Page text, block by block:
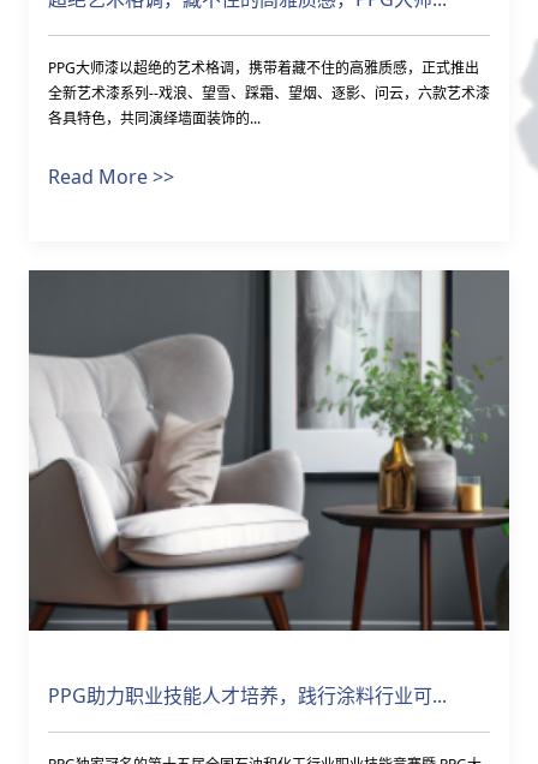
PPG大师漆以超绝的艺术格调，携带着藏不住的高雅质感，正式推出
全新艺术漆系列--戏浪、望雪、踩霜、望烟、逐影、问云，六款艺术漆
各具特色，共同演绎墙面装饰的...
Read More >>
PPG助力职业技能人才培养，践行涂料行业可...